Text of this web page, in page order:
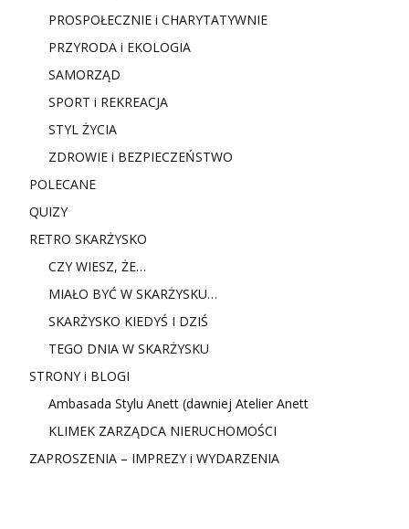
PROSPOŁECZNIE i CHARYTATYWNIE
PRZYRODA i EKOLOGIA
SAMORZĄD
SPORT i REKREACJA
STYL ŻYCIA
ZDROWIE i BEZPIECZEŃSTWO
POLECANE
QUIZY
RETRO SKARŻYSKO
CZY WIESZ, ŻE…
MIAŁO BYĆ W SKARŻYSKU…
SKARŻYSKO KIEDYŚ I DZIŚ
TEGO DNIA W SKARŻYSKU
STRONY i BLOGI
Ambasada Stylu Anett (dawniej Atelier Anett
KLIMEK ZARZĄDCA NIERUCHOMOŚCI
ZAPROSZENIA – IMPREZY i WYDARZENIA